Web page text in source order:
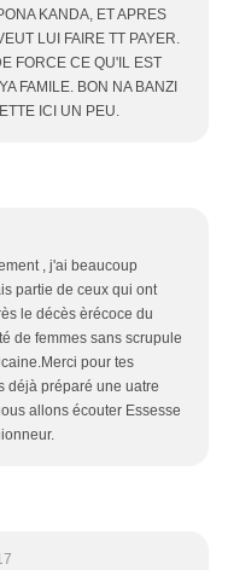
KANDA, ET APRES
LUI FAIRE TT PAYER.
FORCE CE QU'IL EST
FAMILE. BON NA BANZI
ICI UN PEU.
, j'ai beaucoup
partie de ceux qui ont
le décès èrécoce du
de femmes sans scrupule
pour tes
déjà préparé une uatre
allons écouter Essesse